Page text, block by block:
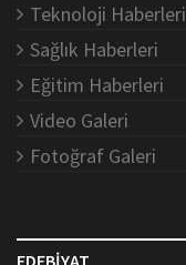
Teknoloji Haberleri
Sağlık Haberleri
Eğitim Haberleri
Video Galeri
Fotoğraf Galeri